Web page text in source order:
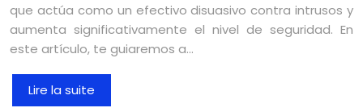
que actúa como un efectivo disuasivo contra intrusos y
aumenta significativamente el nivel de seguridad. En
este artículo, te guiaremos a…
Lire la suite